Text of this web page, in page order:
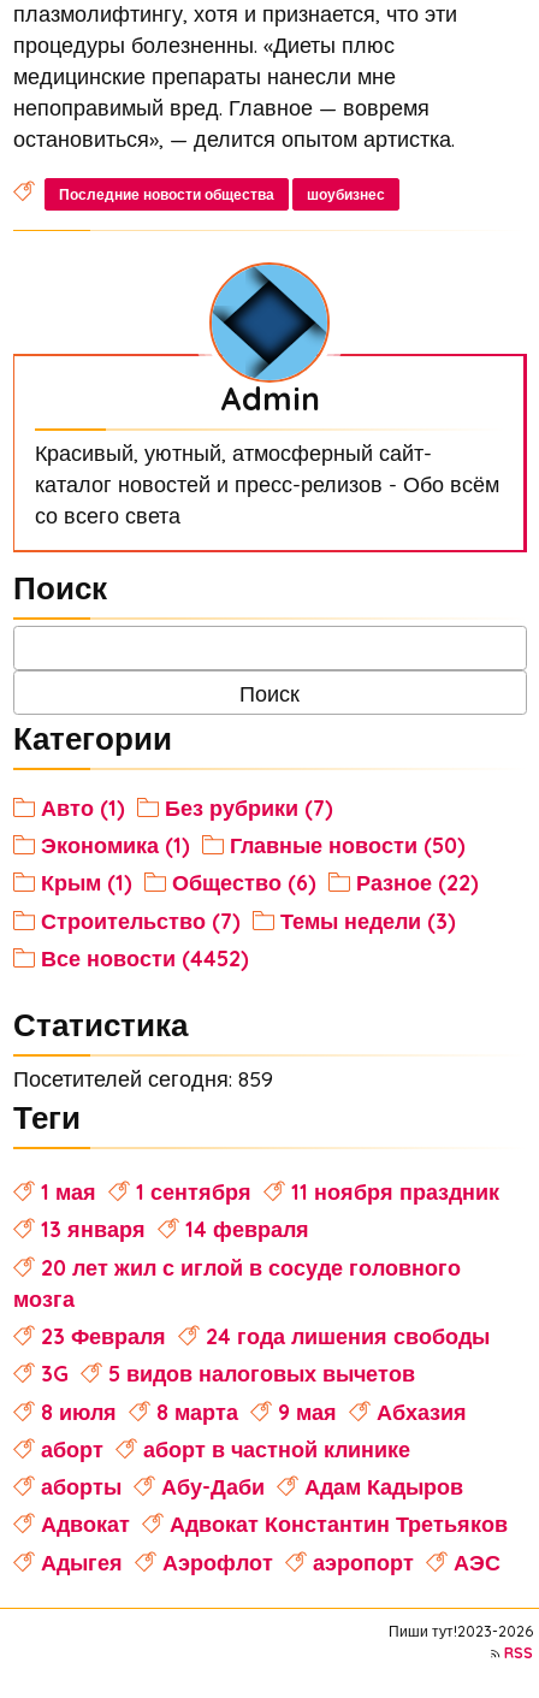
плазмолифтингу, хотя и признается, что эти
процедуры болезненны. «Диеты плюс
медицинские препараты нанесли мне
непоправимый вред. Главное — вовремя
остановиться», — делится опытом артистка.
Последние новости общества шоубизнес
Admin
Красивый, уютный, атмосферный сайт-
каталог новостей и пресс-релизов - Обо всём
со всего света
Поиск
Категории
Авто (1)
Без рубрики (7)
Экономика (1)
Главные новости (50)
Крым (1)
Общество (6)
Разное (22)
Строительство (7)
Темы недели (3)
Все новости (4452)
Статистика
Посетителей сегодня: 859
Теги
1 мая 1 сентября
11 ноября праздник
13 января
14 февраля
20 лет жил с иглой в сосуде головного
мозга
23 Февраля
24 года лишения свободы
3G
5 видов налоговых вычетов
8 июля
8 марта 9 мая
Абхазия
аборт
аборт в частной клинике
аборты
Абу-Даби
Адам Кадыров
Адвокат
Адвокат Константин Третьяков
Адыгея
Аэрофлот аэропорт
АЭС
Пиши тут!2023-2026
RSS